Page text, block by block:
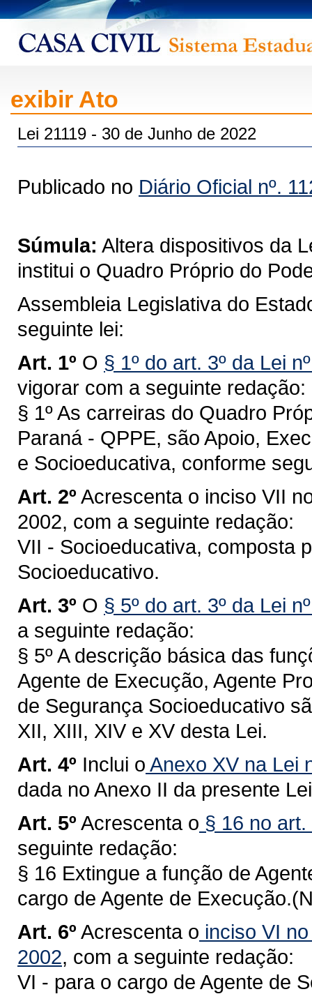
exibir Ato
Lei 21119 - 30 de Junho de 2022
Publicado no Diário Oficial nº.
Súmula: Altera dispositivos da
institui o Quadro Próprio do
Assembleia Legislativa do
seguinte lei:
Art. 1º O § 1º do art. 3º da Lei
vigorar com a seguinte redação:
§ 1º As carreiras do Quadro
Paraná - QPPE, são Apoio,
e Socioeducativa, conforme
Art. 2º Acrescenta o inciso VII
2002, com a seguinte redação:
VII - Socioeducativa, composta
Socioeducativo.
Art. 3º O § 5º do art. 3º da Lei
a seguinte redação:
§ 5º A descrição básica das
Agente de Execução, Agente
de Segurança Socioeducativo
XII, XIII, XIV e XV desta Lei.
Art. 4º Inclui o Anexo XV na Lei
dada no Anexo II da presente
Art. 5º Acrescenta o § 16 no art.
seguinte redação:
§ 16 Extingue a função de
cargo de Agente de
Art. 6º Acrescenta o inciso VI
2002, com a seguinte redação:
VI - para o cargo de Agente de